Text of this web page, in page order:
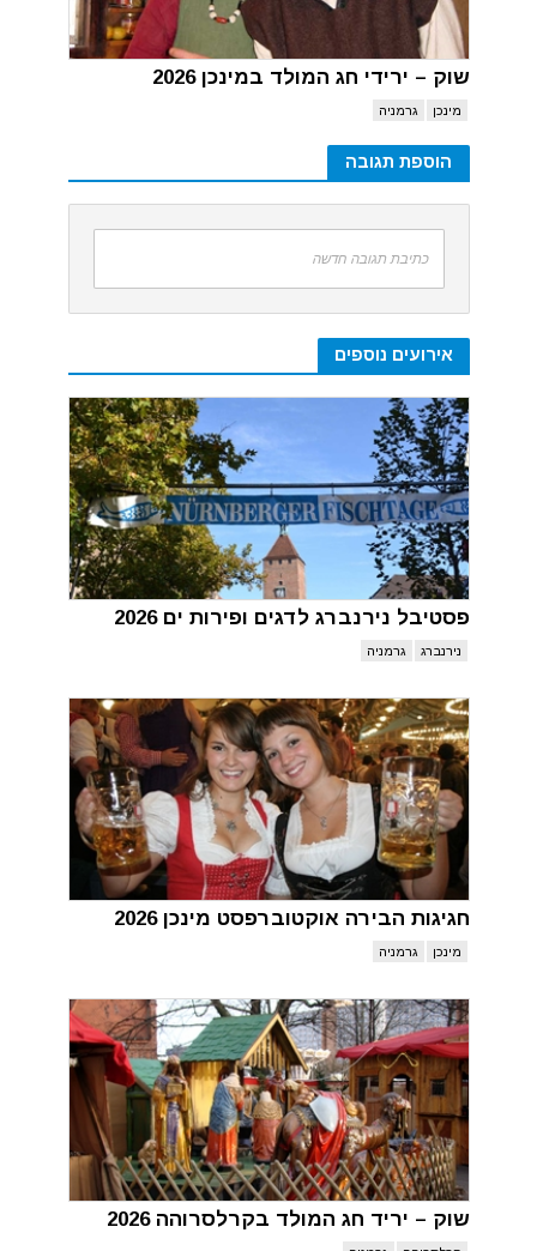
שוק – ירידי חג המולד במינכן 2026
מינכן גרמניה
הוספת תגובה
כתיבת תגובה חדשה
אירועים נוספים
פסטיבל נירנברג לדגים ופירות ים 2026
נירנברג גרמניה
חגיגות הבירה אוקטוברפסט מינכן 2026
מינכן גרמניה
שוק – יריד חג המולד בקרלסרוהה 2026